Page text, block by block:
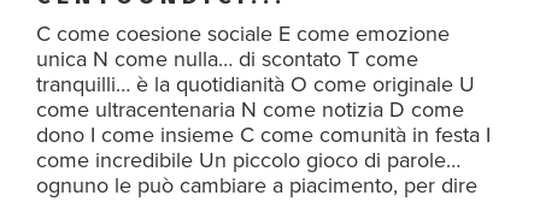
C come coesione sociale E come emozione
unica N come nulla… di scontato T come
tranquilli… è la quotidianità O come originale U
come ultracentenaria N come notizia D come
dono I come insieme C come comunità in festa I
come incredibile Un piccolo gioco di parole…
ognuno le può cambiare a piacimento, per dire